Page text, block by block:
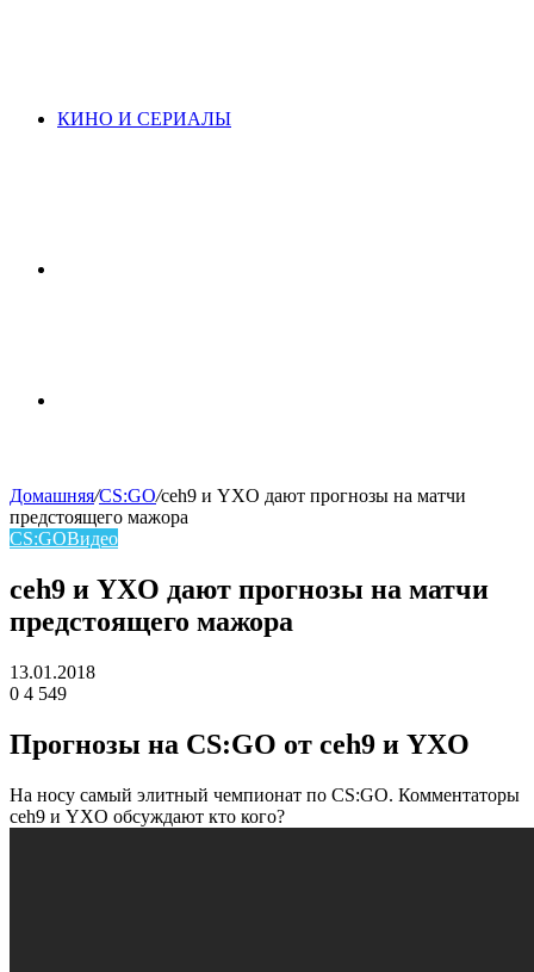
КИНО И СЕРИАЛЫ
skin
Домашняя/CS:GO/ceh9 и YXO дают прогнозы на матчи
предстоящего мажора
CS:GOВидео
ceh9 и YXO дают прогнозы на матчи
предстоящего мажора
13.01.2018
0 4 549
Прогнозы на CS:GO от ceh9 и YXO
На носу самый элитный чемпионат по CS:GO. Комментаторы
ceh9 и YXO обсуждают кто кого?